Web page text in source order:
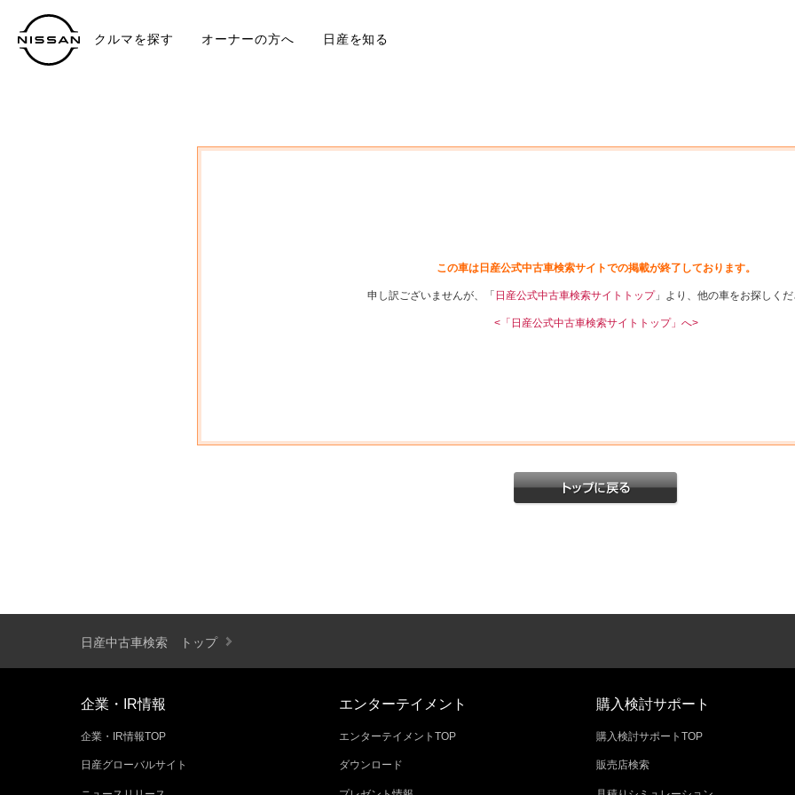
クルマを探す オーナーの方へ 日産を知る
この車は日産公式中古車検索サイトでの掲載が終了しております。
申し訳ございませんが、「 日産公式中古車検索サイトトップ」より、他の車をお探しくだ
<「日産公式中古車検索サイトトップ」へ>
日産中古車検索 トップ
企業・IR情報
企業・IR情報TOP
日産グローバルサイト
エンターテイメント
エンターテイメントTOP
ダウンロード
購入検討サポート
購入検討サポートTOP
販売店検索